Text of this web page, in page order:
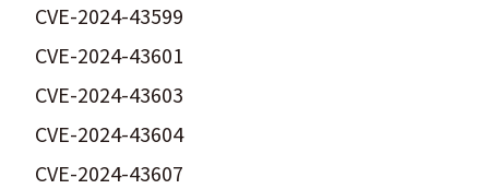
CVE-2024-43599
CVE-2024-43601
CVE-2024-43603
CVE-2024-43604
CVE-2024-43607